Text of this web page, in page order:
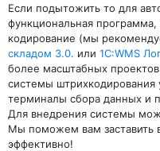
Если подытожить то для
функциональная
кодирование (мы
складом 3.0. или 1С:WMS
более масштабных
системы штрихкодирования
терминалы сбора данных и
Для внедрения системы
Мы поможем вам заставить
эффективно!